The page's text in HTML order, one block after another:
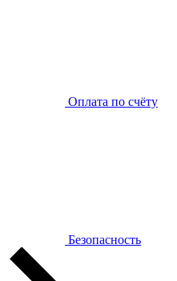
Оплата по счёту
Безопасность